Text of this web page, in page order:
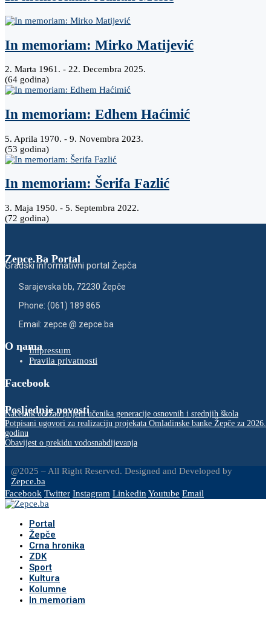
In memoriam: Mirko Matijević
2. Marta 1961. - 22. Decembra 2025.
(64 godina)
In memoriam: Edhem Haćimić
5. Aprila 1970. - 9. Novembra 2023.
(53 godina)
In memoriam: Šerifa Fazlić
3. Maja 1950. - 5. Septembra 2022.
(72 godina)
Zepce.Ba Portal
Gradski informativni portal Žepča
Sarajevska bb, 72230 Žepče
Phone: (061) 189 865
Email: zepce @ zepce.ba
O namaImpressum
Pravila privatnosti
Facebook
Posljednje novosti
Načelnik održao prijem učenika generacije osnovnih i srednjih škola
Potpisani ugovori za realizaciju projekata Omladinske banke Žepče za 2026.
godinu
Obavijest o prekidu vodosnabdijevanja
@2025 – All Right Reserved. Designed and Developed by
Zepce.ba
Facebook Twitter Instagram Linkedin Youtube Email
Portal
Žepče
Crna hronika
ZDK
Sport
Kultura
Kolumne
In memoriam